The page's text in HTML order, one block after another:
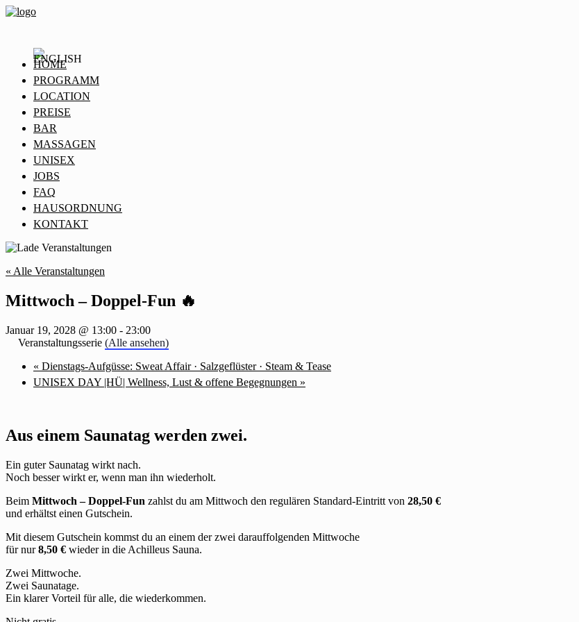
HOME
PROGRAMM
LOCATION
PREISE
BAR
MASSAGEN
UNISEX
JOBS
FAQ
HAUSORDNUNG
KONTAKT
« Alle Veranstaltungen
Mittwoch – Doppel-Fun 🔥
Januar 19, 2028 @ 13:00 - 23:00
Veranstaltungsserie (Alle ansehen)
« Dienstags-Aufgüsse: Sweat Affair · Salzgeflüster · Steam & Tease
UNISEX DAY |HÜ| Wellness, Lust & offene Begegnungen »
Aus einem Saunatag werden zwei.
Ein guter Saunatag wirkt nach.
Noch besser wirkt er, wenn man ihn wiederholt.
Beim Mittwoch – Doppel-Fun zahlst du am Mittwoch den regulären Standard-Eintritt von 28,50 €
und erhältst einen Gutschein.
Mit diesem Gutschein kommst du an einem der zwei darauffolgenden Mittwoche
für nur8,50 € wieder in die Achilleus Sauna.
Zwei Mittwoche.
Zwei Saunatage.
Ein klarer Vorteil für alle, die wiederkommen.